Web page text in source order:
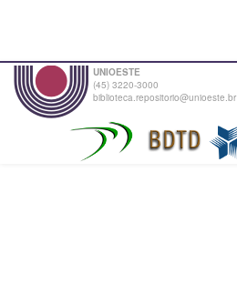
UNIOESTE
(45) 3220-3000
biblioteca.repositorio@unioeste.br